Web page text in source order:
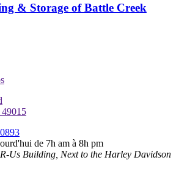
& Storage of Battle Creek
de 7h am à 8h pm
Us Building, Next to the Harley Davidson